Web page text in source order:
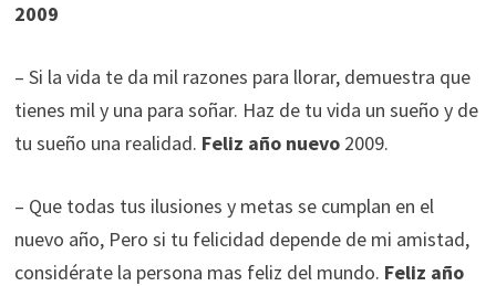
2009
– Si la vida te da mil razones para llorar, demuestra que
tienes mil y una para soñar. Haz de tu vida un sueño y de
tu sueño una realidad. Feliz año nuevo2009.
– Que todas tus ilusiones y metas se cumplan en el
nuevo año, Pero si tu felicidad depende de mi amistad,
considérate la persona mas feliz del mundo. Feliz año